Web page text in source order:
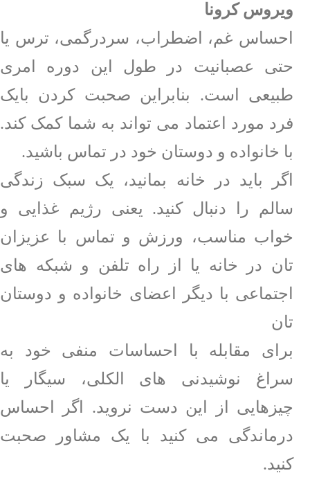
ویروس کرونا
احساس غم، اضطراب، سردرگمی، ترس یا
حتی عصبانیت در طول این دوره امری
طبیعی است. بنابراین صحبت کردن بایک
فرد مورد اعتماد می تواند به شما کمک کند.
با خانواده و دوستان خود در تماس باشید.
اگر باید در خانه بمانید، یک سبک زندگی
سالم را دنبال کنید. یعنی رژیم غذایی و
خواب مناسب، ورزش و تماس با عزیزان
تان در خانه یا از راه تلفن و شبکه های
اجتماعی با دیگر اعضای خانواده و دوستان
تان
برای مقابله با احساسات منفی خود به
سراغ نوشیدنی های الکلی، سیگار یا
چیزهایی از این دست نروید. اگر احساس
درماندگی می کنید با یک مشاور صحبت
کنید.